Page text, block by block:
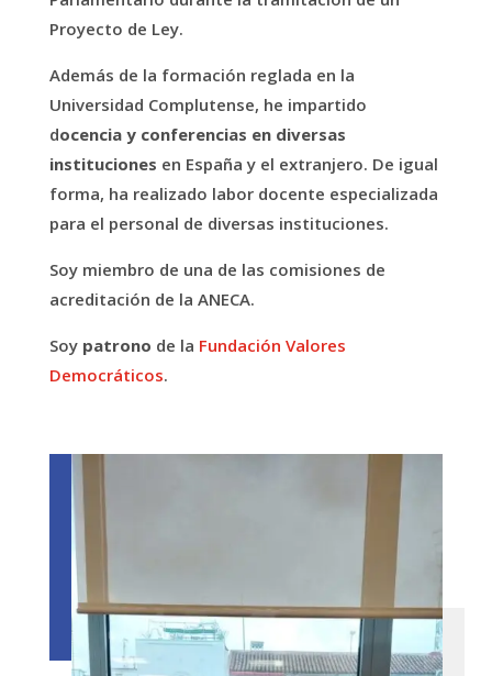
Proyecto de Ley.
Además de la formación reglada en la
Universidad Complutense, he impartido
docencia y conferencias en diversas
instituciones en España y el extranjero. De igual
forma, ha realizado labor docente especializada
para el personal de diversas instituciones.
Soy miembro de una de las comisiones de
acreditación de la ANECA.
Soy patrono de la Fundación Valores
Democráticos.